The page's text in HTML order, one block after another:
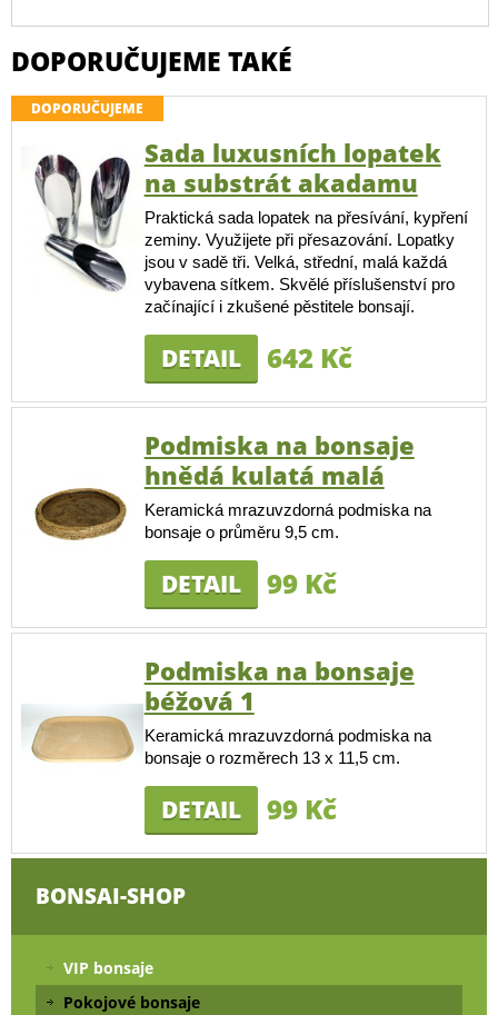
DOPORUČUJEME TAKÉ
DOPORUČUJEME
Sada luxusních lopatek
na substrát akadamu
Praktická sada lopatek na přesívání, kypření
zeminy. Využijete při přesazování. Lopatky
jsou v sadě tři. Velká, střední, malá každá
vybavena sítkem. Skvělé příslušenství pro
začínající i zkušené pěstitele bonsají.
DETAIL 642 Kč
Podmiska na bonsaje
hnědá kulatá malá
Keramická mrazuvzdorná podmiska na
bonsaje o průměru 9,5 cm.
DETAIL 99 Kč
Podmiska na bonsaje
béžová 1
Keramická mrazuvzdorná podmiska na
bonsaje o rozměrech 13 x 11,5 cm.
DETAIL 99 Kč
BONSAI-SHOP
VIP bonsaje
Pokojové bonsaje